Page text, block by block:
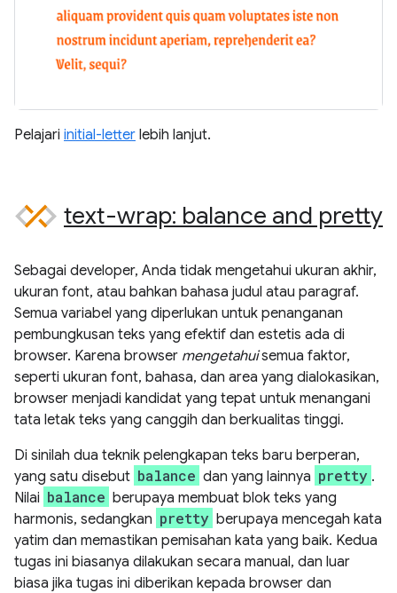
Pelajari initial-letter lebih lanjut.
text-wrap: balance and pretty
Sebagai developer, Anda tidak mengetahui ukuran akhir,
ukuran font, atau bahkan bahasa judul atau paragraf.
Semua variabel yang diperlukan untuk penanganan
pembungkusan teks yang efektif dan estetis ada di
browser. Karena browser mengetahuisemua faktor,
seperti ukuran font, bahasa, dan area yang dialokasikan,
browser menjadi kandidat yang tepat untuk menangani
tata letak teks yang canggih dan berkualitas tinggi.
Di sinilah dua teknik pelengkapan teks baru berperan,
yang satu disebut balance dan yang lainnya pretty .
Nilai balance berupaya membuat blok teks yang
harmonis, sedangkan pretty berupaya mencegah kata
yatim dan memastikan pemisahan kata yang baik. Kedua
tugas ini biasanya dilakukan secara manual, dan luar
biasa jika tugas ini diberikan kepada browser dan